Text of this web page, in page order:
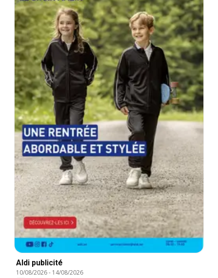
Aldi publicité
10/08/2026- 14/08/2026